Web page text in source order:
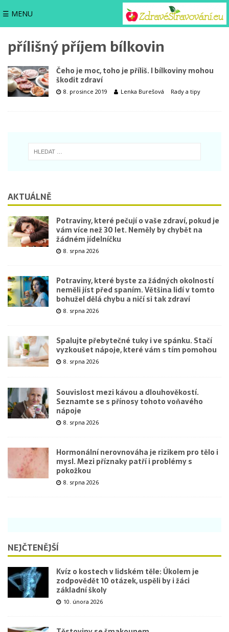
☰ MENU
přílišný příjem bílkovin
Čeho je moc, toho je příliš. I bílkoviny mohou
škodit zdraví
8. prosince 2019 Lenka Burešová Rady a tipy
AKTUÁLNĚ
Potraviny, které pečují o vaše zdraví, pokud je
vám více než 30 let. Neměly by chybět na
žádném jídelníčku
8. srpna 2026
Potraviny, které byste za žádných okolností
neměli jíst před spaním. Většina lidí v tomto
bohužel dělá chybu a ničí si tak zdraví
8. srpna 2026
Spalujte přebytečné tuky i ve spánku. Stačí
vyzkoušet nápoje, které vám s tím pomohou
8. srpna 2026
Souvislost mezi kávou a dlouhověkostí.
Seznamte se s přínosy tohoto voňavého
nápoje
8. srpna 2026
Hormonální nerovnováha je rizikem pro tělo i
mysl. Mezi příznaky patří i problémy s
pokožkou
8. srpna 2026
NEJČTENĚJŠÍ
Kvíz o kostech v lidském těle: Úkolem je
zodpovědět 10 otázek, uspěli by i žáci
základní školy
10. února 2026